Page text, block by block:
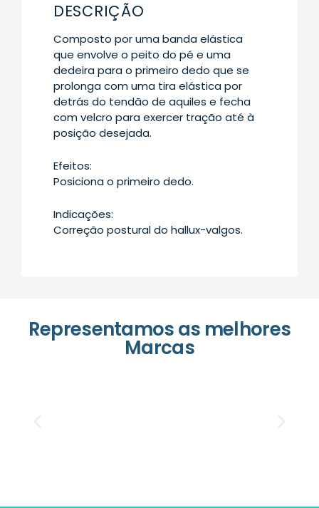
DESCRIÇÃO
Composto por uma banda elástica
que envolve o peito do pé e uma
dedeira para o primeiro dedo que se
prolonga com uma tira elástica por
detrás do tendão de aquiles e fecha
com velcro para exercer tração até à
posição desejada.
Efeitos:
Posiciona o primeiro dedo.
Indicações:
Correção postural do hallux-valgos.
Representamos as melhores
Marcas